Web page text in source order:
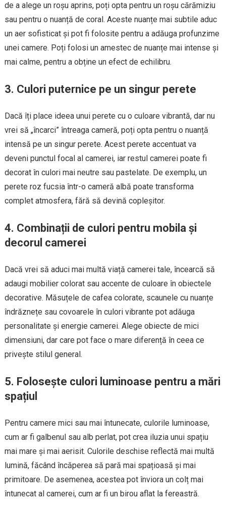
de a alege un roșu aprins, poți opta pentru un roșu cărămiziu
sau pentru o nuanță de coral. Aceste nuanțe mai subtile aduc
un aer sofisticat și pot fi folosite pentru a adăuga profunzime
unei camere. Poți folosi un amestec de nuanțe mai intense și
mai calme, pentru a obține un efect de echilibru.
3. Culori puternice pe un singur perete
Dacă îți place ideea unui perete cu o culoare vibrantă, dar nu
vrei să „încarci” întreaga cameră, poți opta pentru o nuanță
intensă pe un singur perete. Acest perete accentuat va
deveni punctul focal al camerei, iar restul camerei poate fi
decorat în culori mai neutre sau pastelate. De exemplu, un
perete roz fucsia într-o cameră albă poate transforma
complet atmosfera, fără să devină copleșitor.
4. Combinații de culori pentru mobila și
decorul camerei
Dacă vrei să aduci mai multă viață camerei tale, încearcă să
adaugi mobilier colorat sau accente de culoare în obiectele
decorative. Măsuțele de cafea colorate, scaunele cu nuanțe
îndrăznețe sau covoarele în culori vibrante pot adăuga
personalitate și energie camerei. Alege obiecte de mici
dimensiuni, dar care pot face o mare diferență în ceea ce
privește stilul general.
5. Folosește culori luminoase pentru a mări
spațiul
Pentru camere mici sau mai întunecate, culorile luminoase,
cum ar fi galbenul sau alb perlat, pot crea iluzia unui spațiu
mai mare și mai aerisit. Culorile deschise reflectă mai multă
lumină, făcând încăperea să pară mai spațioasă și mai
primitoare. De asemenea, acestea pot înviora un colț mai
întunecat al camerei, cum ar fi un birou aflat la fereastră.